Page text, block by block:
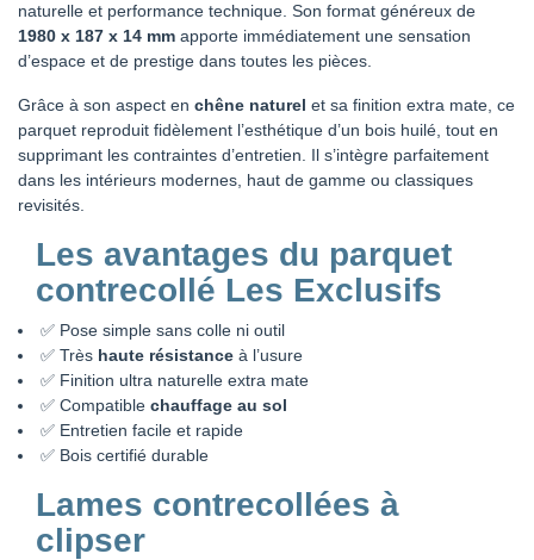
naturelle et performance technique. Son format généreux de
1980 x 187 x 14 mm apporte immédiatement une sensation
d’espace et de prestige dans toutes les pièces.
Grâce à son aspect en chêne naturel et sa finition extra mate, ce
parquet reproduit fidèlement l’esthétique d’un bois huilé, tout en
supprimant les contraintes d’entretien. Il s’intègre parfaitement
dans les intérieurs modernes, haut de gamme ou classiques
revisités.
Les avantages du parquet
contrecollé Les Exclusifs
✅ Pose simple sans colle ni outil
✅ Très haute résistance à l’usure
✅ Finition ultra naturelle extra mate
✅ Compatible chauffage au sol
✅ Entretien facile et rapide
✅ Bois certifié durable
Lames contrecollées à
clipser